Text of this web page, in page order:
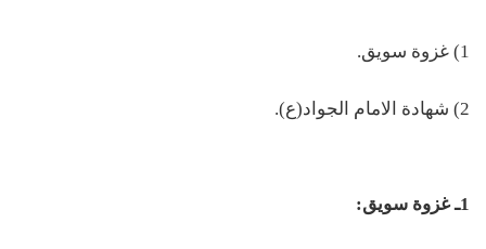
1) غزوة سويق.
2) شهادة الامام الجواد(ع).
1ـ غزوة سويق: